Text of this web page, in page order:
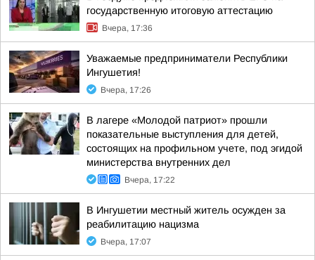
государственную итоговую аттестацию
Вчера, 17:36
Уважаемые предприниматели Республики
Ингушетия!
Вчера, 17:26
В лагере «Молодой патриот» прошли
показательные выступления для детей,
состоящих на профильном учете, под эгидой
министерства внутренних дел
Вчера, 17:22
В Ингушетии местный житель осужден за
реабилитацию нацизма
Вчера, 17:07